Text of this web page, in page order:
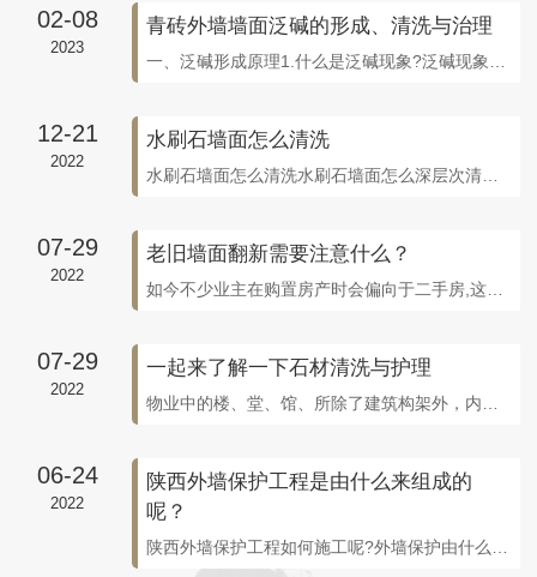
02-08
2023
青砖外墙墙面泛碱的形成、清洗与治理
12-21
2022
水刷石墙面怎么清洗
水刷石墙面怎么清洗水刷石墙面怎么深层次清洗，怎么无损清洗，怎么翻新清洗水刷石是一项传统的施工工艺，它能使墙面具有天然质感，而且色泽庄重美观，饰面坚固耐久，不褪色，也比较耐污染。制作过程是用水泥﹑石屑、小石子或颜料等加水拌和，抹在建筑物的表面，半凝固后，用硬毛刷蘸水刷去表面的水泥浆而使石屑或小石子半露。因为水刷石特殊的施
07-29
2022
老旧墙面翻新需要注意什么？
如今不少业主在购置房产时会偏向于二手房,这类房子和新房相比,不仅总价更低，并且能够满足人们尽快入住房子的愿望。但二手房经过常年累月的使用，墙面会显得很老旧,为了更好的提升家人的生活品质,大家需要对二手房进行翻新。那么老旧墙面翻新该怎么做？墙面清理 老旧墙面翻新，首先要将墙面的原有装修和装饰清除。包括墙面原有的涂料和腻
07-29
2022
一起来了解一下石材清洗与护理
06-24
2022
陕西外墙保护工程是由什么来组成的
呢？